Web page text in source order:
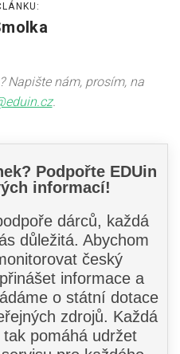
Napište nám, prosím, na
.